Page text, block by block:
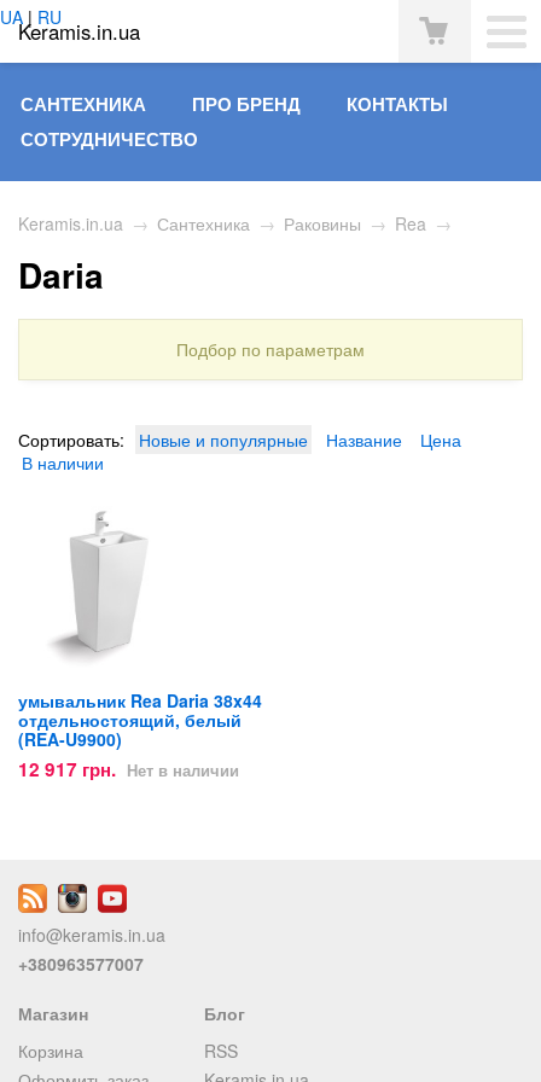
Keramis.in.ua
UA | RU
САНТЕХНИКА ПРО БРЕНД
КОНТАКТЫ
СОТРУДНИЧЕСТВО
Keramis.in.ua → Сантехника → Раковины → Rea →
Daria
Подбор по параметрам
Сортировать: Новые и популярные Название
Цена
В наличии
умывальник Rea Daria 38x44
отдельностоящий, белый
(REA-U9900)
12 917 грн. Нет в наличии
info@keramis.in.ua
+380963577007
Магазин
Корзина
Блог
RSS